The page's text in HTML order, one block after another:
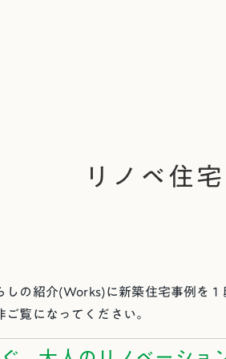
リノベ住
しの紹介(Works)に新築住宅事例を１
ご覧になってください。